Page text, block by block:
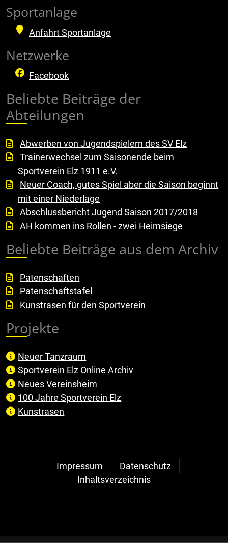
Sportanlage
Anfahrt Sportanlage
Netzwerke
Facebook
Beliebte Beiträge der
Abteilungen
Abwerben von Jugendspielern des SV Elz
Trainerwechsel zum Saisonende beim
Sportverein Elz 1911 e.V.
Neuer Coach, gutes Spiel aber die Saison beginnt
mit einer Niederlage
Abschlussbericht Jugend Saison 2017/2018
AH kommen ins Rollen - zwei Heimsiege
Beliebte Beiträge aus dem Archiv
Patenschaften
Patenschaftstafel
Kunstrasen für den Sportverein
Projekte
Neuer Tanzraum
Sportverein Elz Online Archiv
Neues Vereinsheim
100 Jahre Sportverein Elz
Kunstrasen
Impressum
Datenschutz
Inhaltsverzeichnis